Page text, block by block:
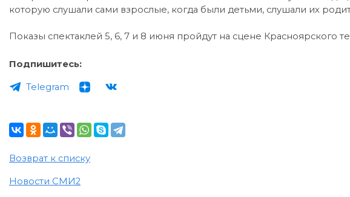
которую слушали сами взрослые, когда были детьми, слушали их
Показы спектаклей 5, 6, 7 и 8 июня пройдут на сцене Красноярского
Подпишитесь:
Telegram
Возврат к списку
Новости СМИ2